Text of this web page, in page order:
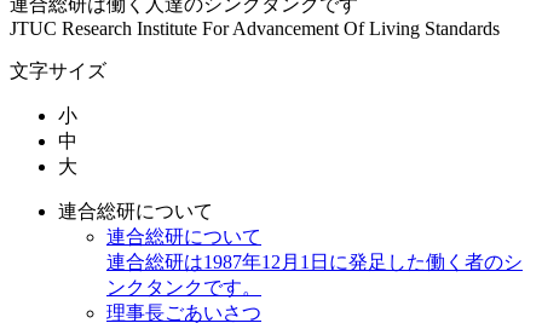
JTUC Research Institute For Advancement Of Living Standards
文字サイズ
小
中
大
連合総研について
連合総研について
連合総研は1987年12月1日に発足した働く者のシ
ンクタンクです。
理事長ごあいさつ